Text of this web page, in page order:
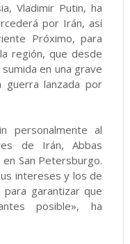
Vladimir Putin, ha
por Irán, así
Próximo, para
región, que desde
en una grave
guerra lanzada por
personalmente al
de Irán, Abbas
San Petersburgo.
intereses y los de
garantizar que
posible», ha